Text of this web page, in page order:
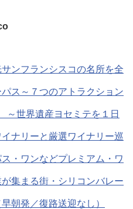
ンフランシスコの名所を全
ス～７つのアトラクション
世界遺産ヨセミテを１日
ナリーと厳選ワイナリー巡
・ワンなどプレミアム・ワ
集まる街・シリコンバレー
朝発／復路送迎なし）